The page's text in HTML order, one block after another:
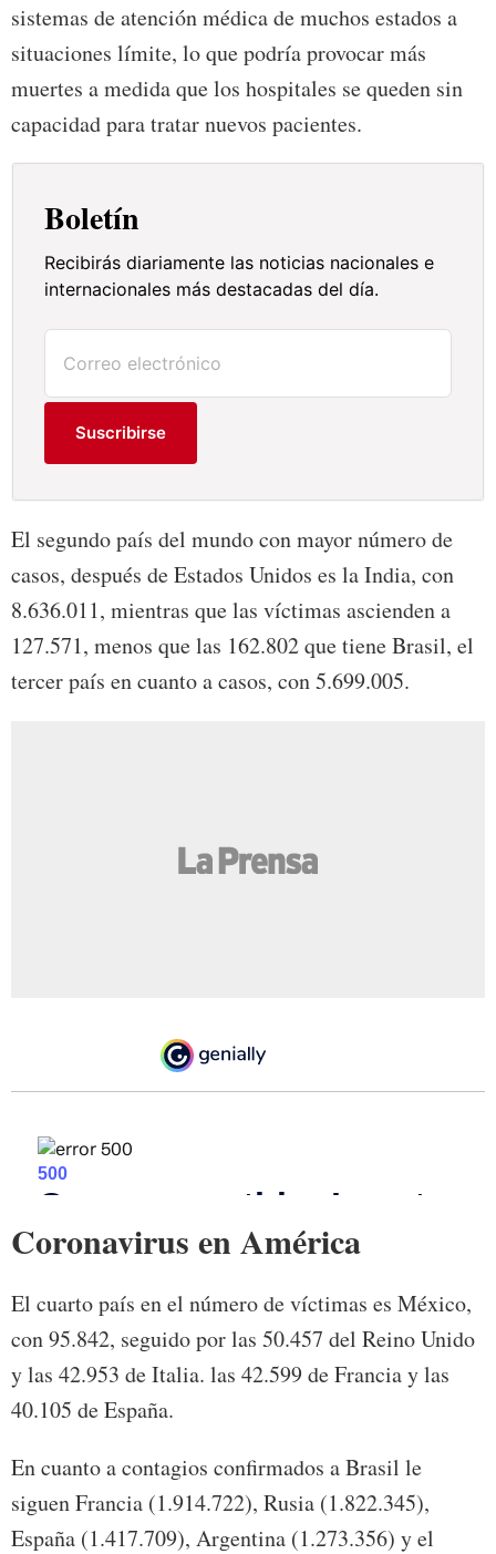
sistemas de atención médica de muchos estados a
situaciones límite, lo que podría provocar más
muertes a medida que los hospitales se queden sin
capacidad para tratar nuevos pacientes.
Boletín
Recibirás diariamente las noticias nacionales e
internacionales más destacadas del día.
Suscribirse
El segundo país del mundo con mayor número de
casos, después de Estados Unidos es la India, con
8.636.011, mientras que las víctimas ascienden a
127.571, menos que las 162.802 que tiene Brasil, el
tercer país en cuanto a casos, con 5.699.005.
Coronavirus en América
El cuarto país en el número de víctimas es México,
con 95.842, seguido por las 50.457 del Reino Unido
y las 42.953 de Italia. las 42.599 de Francia y las
40.105 de España.
En cuanto a contagios confirmados a Brasil le
siguen Francia (1.914.722), Rusia (1.822.345),
España (1.417.709), Argentina (1.273.356) y el